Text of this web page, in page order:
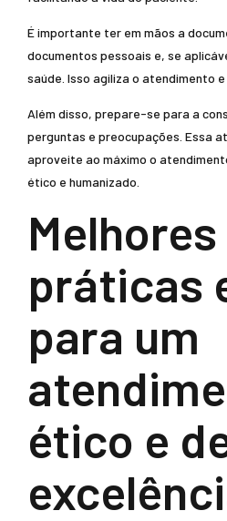
É importante ter em mãos a
documentos pessoais e, se
saúde. Isso agiliza o atendimento
Além disso, prepare-se para a
perguntas e preocupações. Essa
aproveite ao máximo o
ético e humanizado.
Melhores
práticas
para um
ético e